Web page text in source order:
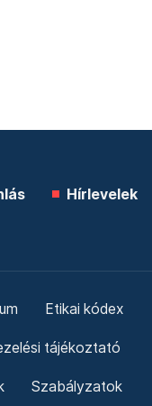
Hírlevelek
Etikai kódex
tájékoztató
Szabályzatok